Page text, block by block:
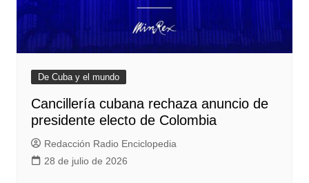
De Cuba y el mundo
Cancillería cubana rechaza anuncio de
presidente electo de Colombia
Redacción Radio Enciclopedia
28 de julio de 2026